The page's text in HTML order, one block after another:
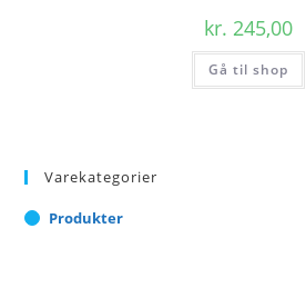
kr. 245,00
Gå til shop
Varekategorier
Produkter